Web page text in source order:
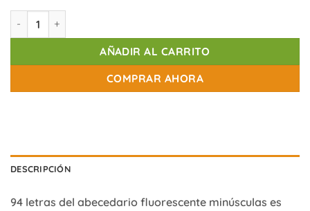
Abecedario fluorescente translúcido – minúsculas (94) cantidad
AÑADIR AL CARRITO
COMPRAR AHORA
DESCRIPCIÓN
94 letras del abecedario fluorescente minúsculas es